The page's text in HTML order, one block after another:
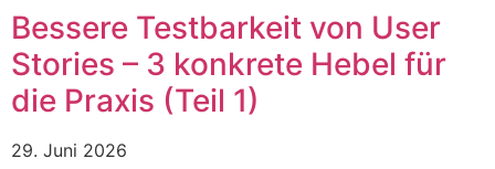
Bessere Testbarkeit von User
Stories – 3 konkrete Hebel für
die Praxis (Teil 1)
29. Juni 2026